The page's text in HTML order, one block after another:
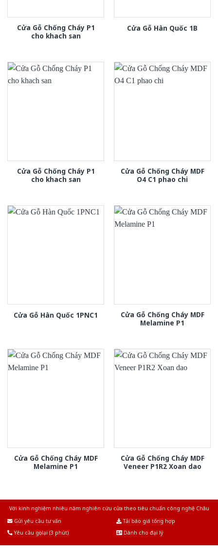
Cửa Gỗ Chống Cháy P1
cho khach san
Cửa Gỗ Hàn Quốc 1B
Cửa Gỗ Chống Cháy P1
cho khach san
Cửa Gỗ Chống Cháy MDF
O4 C1 phao chi
Cửa Gỗ Hàn Quốc 1PNC1
Cửa Gỗ Chống Cháy MDF
Melamine P1
Cửa Gỗ Chống Cháy MDF
Melamine P1
Cửa Gỗ Chống Cháy MDF
Veneer P1R2 Xoan dao
Với kinh nghiệm nhiêu năm nghiên cứu cửa theo tiêu chuẩn công nghệ Châu
Gửi yêu cầu tư vấn
Tải báo giá tổng hợp
Yêu cầu gọi lại (3 phút)
Dành cho đại lý